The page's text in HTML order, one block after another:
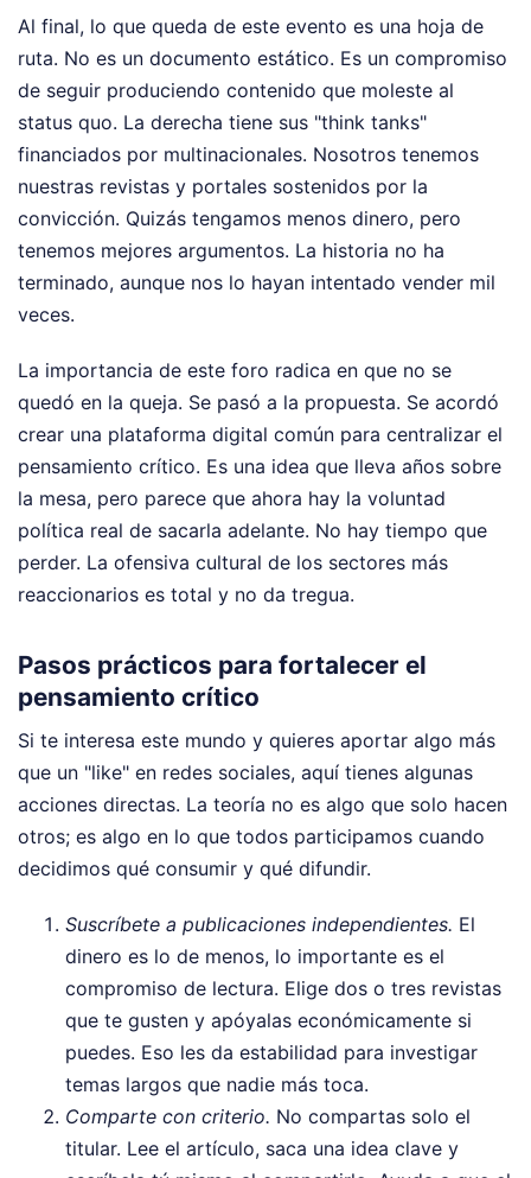
Al final, lo que queda de este evento es una hoja de
ruta. No es un documento estático. Es un compromiso
de seguir produciendo contenido que moleste al
status quo. La derecha tiene sus "think tanks"
financiados por multinacionales. Nosotros tenemos
nuestras revistas y portales sostenidos por la
convicción. Quizás tengamos menos dinero, pero
tenemos mejores argumentos. La historia no ha
terminado, aunque nos lo hayan intentado vender mil
veces.
La importancia de este foro radica en que no se
quedó en la queja. Se pasó a la propuesta. Se acordó
crear una plataforma digital común para centralizar el
pensamiento crítico. Es una idea que lleva años sobre
la mesa, pero parece que ahora hay la voluntad
política real de sacarla adelante. No hay tiempo que
perder. La ofensiva cultural de los sectores más
reaccionarios es total y no da tregua.
Pasos prácticos para fortalecer el
pensamiento crítico
Si te interesa este mundo y quieres aportar algo más
que un "like" en redes sociales, aquí tienes algunas
acciones directas. La teoría no es algo que solo hacen
otros; es algo en lo que todos participamos cuando
decidimos qué consumir y qué difundir.
Suscríbete a publicaciones independientes. El
dinero es lo de menos, lo importante es el
compromiso de lectura. Elige dos o tres revistas
que te gusten y apóyalas económicamente si
puedes. Eso les da estabilidad para investigar
temas largos que nadie más toca.
Comparte con criterio. No compartas solo el
titular. Lee el artículo, saca una idea clave y